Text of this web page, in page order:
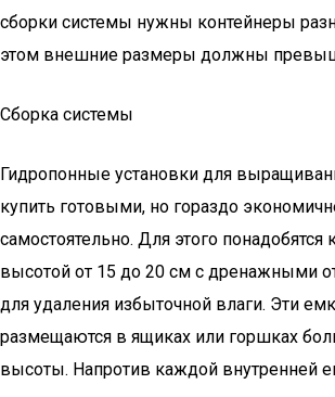
сборки системы нужны контейнеры
этом внешние размеры должны
Сборка системы
Гидропонные установки для
купить готовыми, но гораздо
самостоятельно. Для этого понадобятся
высотой от 15 до 20 см с дренажными
для удаления избыточной влаги. Эти
размещаются в ящиках или горшках
высоты. Напротив каждой внутренней